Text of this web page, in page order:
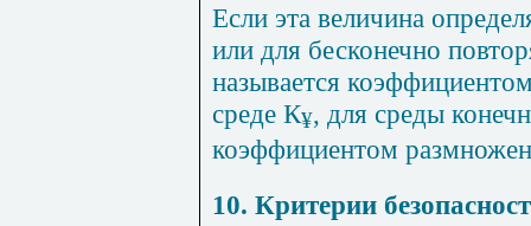
Если эта величина
или для бесконечно
называется
среде К¥, для среды
коэффициентом
10. Критерии